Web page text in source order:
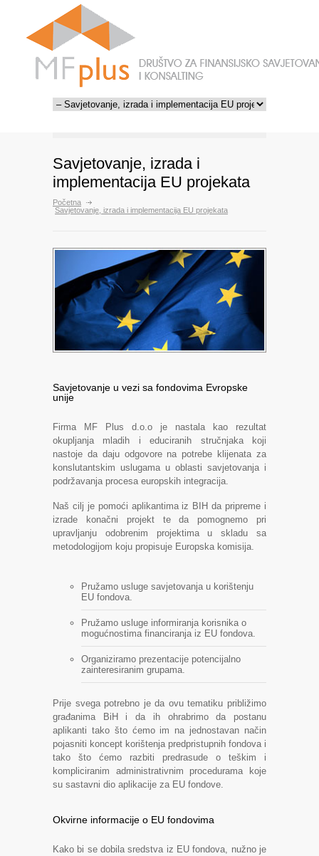
Savjetovanje, izrada i
implementacija EU projekata
Početna
Savjetovanje, izrada i implementacija EU projekata
Savjetovanje u vezi sa fondovima Evropske
unije
Firma MF Plus d.o.o je nastala kao rezultat
okupljanja mladih i educiranih stručnjaka koji
nastoje da daju odgovore na potrebe klijenata za
konslutantskim uslugama u oblasti savjetovanja i
podržavanja procesa europskih integracija.
Naš cilj je pomoći aplikantima iz BIH da pripreme i
izrade konačni projekt te da pomognemo pri
upravljanju odobrenim projektima u skladu sa
metodologijom koju propisuje Europska komisija.
Pružamo usluge savjetovanja u korištenju
EU fondova.
Pružamo usluge informiranja korisnika o
mogućnostima financiranja iz EU fondova.
Organiziramo prezentacije potencijalno
zainteresiranim grupama.
Prije svega potrebno je da ovu tematiku približimo
građanima BiH i da ih ohrabrimo da postanu
aplikanti tako što ćemo im na jednostavan način
pojasniti koncept korištenja predpristupnih fondova i
tako što ćemo razbiti predrasude o teškim i
kompliciranim administrativnim procedurama koje
su sastavni dio aplikacije za EU fondove.
Okvirne informacije o EU fondovima
Kako bi se dobila sredstva iz EU fondova, nužno je